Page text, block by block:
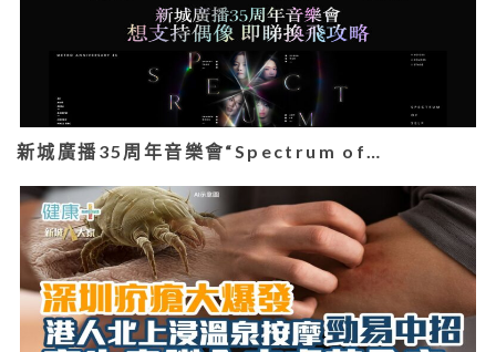
新城廣播35周年音樂會“Spectrum of…